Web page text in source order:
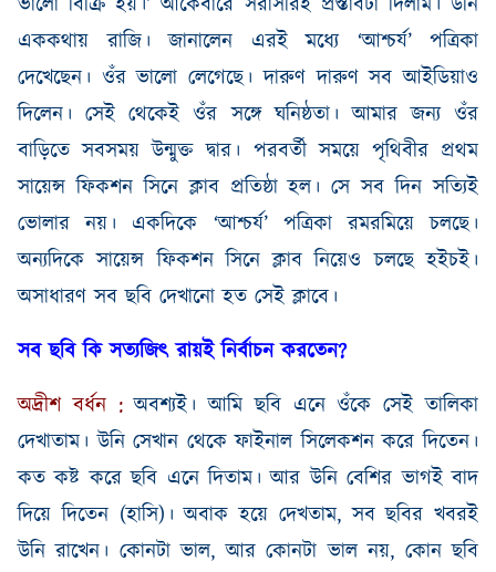
এককথায় রাজি। জানালেন এরই মধ্যে ‘আশ্চর্য’ পত্রিকা
দেখেছেন। ওঁর ভালো লেগেছে। দারুণ দারুণ সব আইডিয়াও
দিলেন। সেই থেকেই ওঁর সঙ্গে ঘনিষ্ঠতা। আমার জন্য ওঁর
বাড়িতে সবসময় উন্মুক্ত দ্বার। পরবর্তী সময়ে পৃথিবীর প্রথম
সায়েন্স ফিকশন সিনে ক্লাব প্রতিষ্ঠা হল। সে সব দিন সত্যিই
ভোলার নয়। একদিকে ‘আশ্চর্য’ পত্রিকা রমরমিয়ে চলছে।
অন্যদিকে সায়েন্স ফিকশন সিনে ক্লাব নিয়েও চলছে হইচই।
অসাধারণ সব ছবি দেখানো হত সেই ক্লাবে।
সব ছবি কি সত্যজিৎ রায়ই নির্বাচন করতেন?
অদ্রীশ বর্ধন :অবশ্যই। আমি ছবি এনে ওঁকে সেই তালিকা
দেখাতাম। উনি সেখান থেকে ফাইনাল সিলেকশন করে দিতেন।
কত কষ্ট করে ছবি এনে দিতাম। আর উনি বেশির ভাগই বাদ
দিয়ে দিতেন (হাসি) ।অবাক হয়ে দেখতাম,সব ছবির খবরই
উনি রাখেন। কোনটা ভাল,আর কোনটা ভাল নয়, কোন ছবি